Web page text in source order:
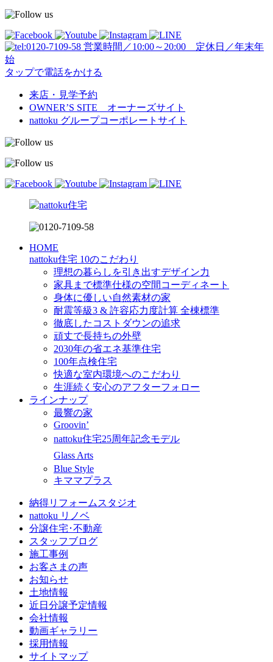
営業時間／10:00～20:00 定休日／年末年
始
タップで電話をかける
来店・見学予約
OWNER’S SITE オーナーズサイト
nattoku グループコーポレートサイト
HOME
nattoku住宅 10のこだわり
理想の暮らしを引き出すデザイン力
家具まで標準仕様の空間コーディネート
身体に優しい自然素材の家
耐震等級3 & 許容応力度計算 全棟標準
徹底したコストダウンの追求
頑丈で長持ちの外壁
2030年の省エネ基準住宅
100年点検住宅
快適な室内環境へのこだわり
生涯続く安心のアフターフォロー
ラインナップ
最響の家
Groovin’
nattoku住宅25周年記念モデル
Glass Arts
Blue Style
キママプラス
納得リフォームスタジオ
nattoku リノベ
分譲住宅･不動産
スタッフブログ
施工事例
お客さまの声
お知らせ
土地情報
近日分譲予定情報
会社情報
動画ギャラリー
採用情報
サイトマップ